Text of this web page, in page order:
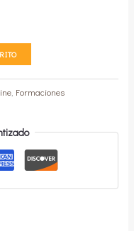
, Formaciones